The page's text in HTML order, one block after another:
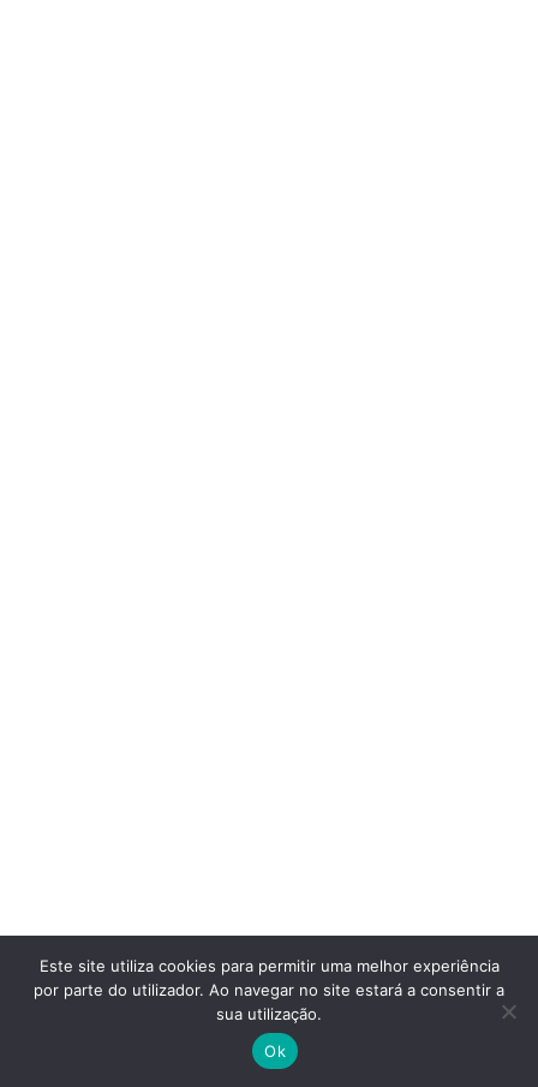
Este site utiliza cookies para permitir uma melhor experiência
por parte do utilizador. Ao navegar no site estará a consentir a
sua utilização.
Ok